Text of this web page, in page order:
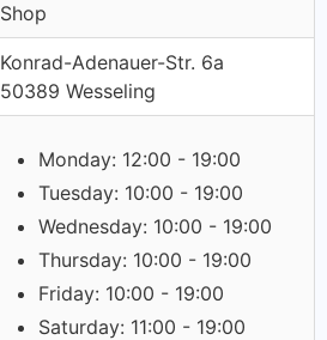
Shop
Konrad-Adenauer-Str. 6a
50389 Wesseling
Monday: 12:00 - 19:00
Tuesday: 10:00 - 19:00
Wednesday: 10:00 - 19:00
Thursday: 10:00 - 19:00
Friday: 10:00 - 19:00
Saturday: 11:00 - 19:00